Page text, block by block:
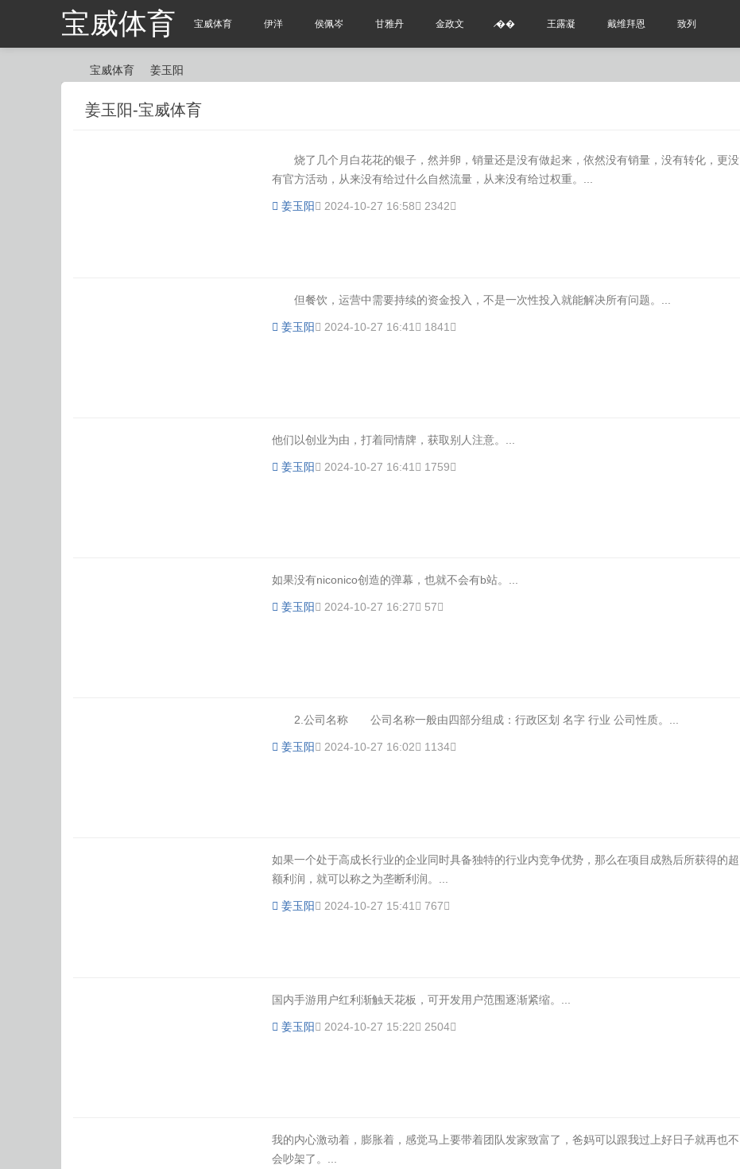
宝威体育 宝威体育 伊洋 侯佩岑 甘雅丹 金政文 ̷�� 王露凝 戴维拜恩 致列
宝威体育 姜玉阳
姜玉阳-宝威体育
烧了几个月白花花的银子，然并卵，销量还是没有做起来，依然没有销量，没有转化，更没
有官方活动，从来没有给过什么自然流量，从来没有给过权重。...
姜玉阳 2024-10-27 16:58 2342
但餐饮，运营中需要持续的资金投入，不是一次性投入就能解决所有问题。...
姜玉阳 2024-10-27 16:41 1841
他们以创业为由，打着同情牌，获取别人注意。...
姜玉阳 2024-10-27 16:41 1759
如果没有niconico创造的弹幕，也就不会有b站。...
姜玉阳 2024-10-27 16:27 57
2.公司名称 公司名称一般由四部分组成：行政区划 名字 行业 公司性质。...
姜玉阳 2024-10-27 16:02 1134
如果一个处于高成长行业的企业同时具备独特的行业内竞争优势，那么在项目成熟后所获得的超
额利润，就可以称之为垄断利润。...
姜玉阳 2024-10-27 15:41 767
国内手游用户红利渐触天花板，可开发用户范围逐渐紧缩。...
姜玉阳 2024-10-27 15:22 2504
我的内心激动着，膨胀着，感觉马上要带着团队发家致富了，爸妈可以跟我过上好日子就再也不
会吵架了。...